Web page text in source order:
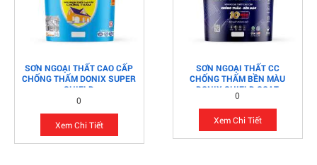
SƠN NGOẠI THẤT CAO CẤP
CHỐNG THẤM DONIX SUPER
SHIELD
0
Xem Chi Tiết
SƠN NGOẠI THẤT CC
CHỐNG THẤM BỀN MÀU
DONIX SHIELD COAT
0
Xem Chi Tiết